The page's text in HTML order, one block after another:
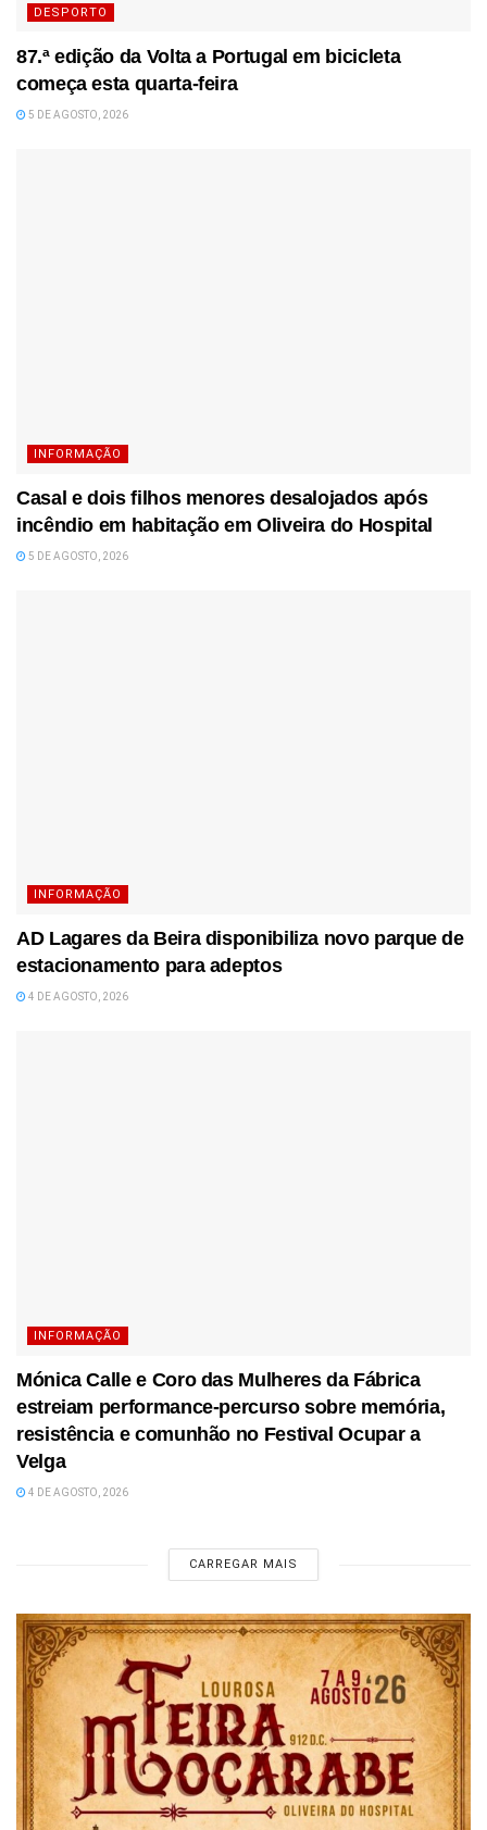
DESPORTO
87.ª edição da Volta a Portugal em bicicleta
começa esta quarta-feira
5 DE AGOSTO, 2026
INFORMAÇÃO
Casal e dois filhos menores desalojados após
incêndio em habitação em Oliveira do Hospital
5 DE AGOSTO, 2026
INFORMAÇÃO
AD Lagares da Beira disponibiliza novo parque de
estacionamento para adeptos
4 DE AGOSTO, 2026
INFORMAÇÃO
Mónica Calle e Coro das Mulheres da Fábrica
estreiam performance-percurso sobre memória,
resistência e comunhão no Festival Ocupar a
Velga
4 DE AGOSTO, 2026
CARREGAR MAIS